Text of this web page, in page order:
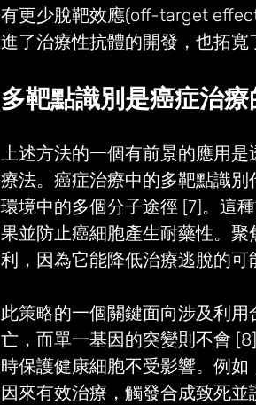
有更少脫靶效應(off-target
進了治療性抗體的開發，也拓寬
多靶點識別是癌症治
上述方法的一個有前景的應用
療法。癌症治療中的多靶點識
環境中的多個分子途徑 [7]。這
果並防止癌細胞產生耐藥性。
利，因為它能降低治療逃脫的可
此策略的一個關鍵面向涉及利
亡，而單一基因的突變則不會
時保護健康細胞不受影響。例如
因來有效治療，觸發合成致死